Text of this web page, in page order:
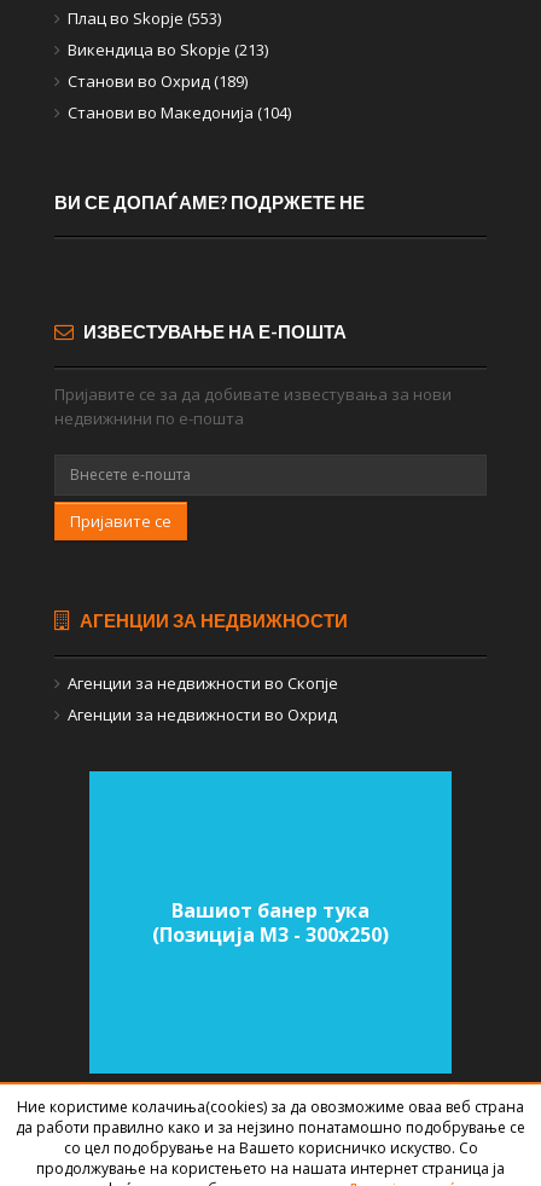
Плац во Skopje (553)
Викендица во Skopje (213)
Станови во Охрид (189)
Станови во Македонија (104)
ВИ СЕ ДОПАЃАМЕ? ПОДРЖЕТЕ НЕ
ИЗВЕСТУВАЊЕ НА Е-ПОШТА
Пријавите се за да добивате известувања за нови
недвижнини по е-пошта
Пријавите се
АГЕНЦИИ ЗА НЕДВИЖНОСТИ
Агенции за недвижности во Скопје
Агенции за недвижности во Охрид
Вашиот банер тука
(Позиција M3 - 300х250)
СОФТВЕР ЗА АГЕНЦИИ ЗА НЕДВИЖНИНИИЗРАБОТЕН ОДBEST NET
STUDIO2026
Ние користиме колачиња(cookies) за да овозможиме оваа веб страна
да работи правилно како и за нејзино понатамошно подобрување се
со цел подобрување на Вашето корисничко искуство. Со
продолжување на користењето на нашата интернет страница ја